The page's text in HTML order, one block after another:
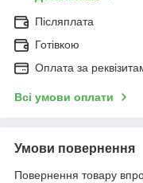
Післяплата
Готівкою
Оплата за
Всі умови оплати
Умови повернення
Повернення товару